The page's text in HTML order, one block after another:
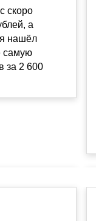
скоро
а
нашёл
самую
за 2 600